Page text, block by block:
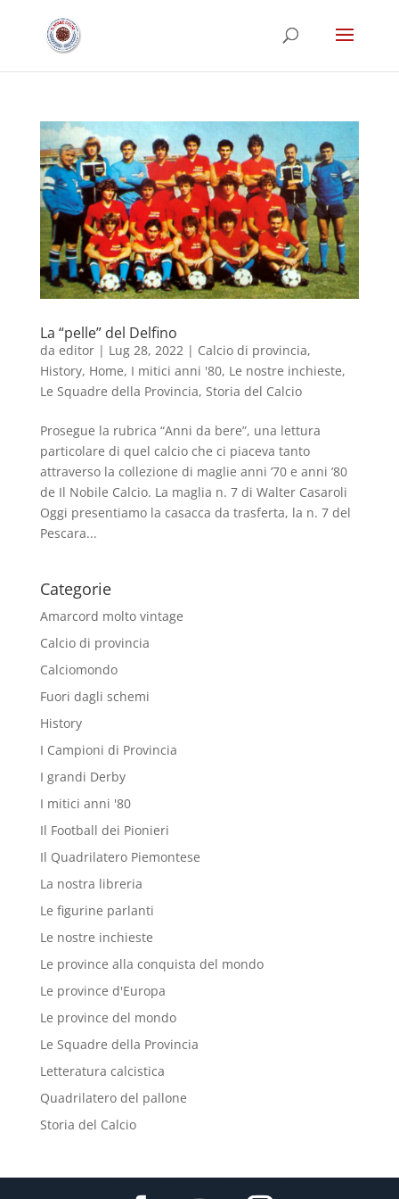
La “pelle” del Delfino
da editor| Lug 28, 2022 | Calcio di provincia,
History, Home, I mitici anni '80, Le nostre inchieste,
Le Squadre della Provincia, Storia del Calcio
Prosegue la rubrica “Anni da bere”, una lettura
particolare di quel calcio che ci piaceva tanto
attraverso la collezione di maglie anni ’70 e anni ’80
de Il Nobile Calcio. La maglia n. 7 di Walter Casaroli
Oggi presentiamo la casacca da trasferta, la n. 7 del
Pescara...
Categorie
Amarcord molto vintage
Calcio di provincia
Calciomondo
Fuori dagli schemi
History
I Campioni di Provincia
I grandi Derby
I mitici anni '80
Il Football dei Pionieri
Il Quadrilatero Piemontese
La nostra libreria
Le figurine parlanti
Le nostre inchieste
Le province alla conquista del mondo
Le province d'Europa
Le province del mondo
Le Squadre della Provincia
Letteratura calcistica
Quadrilatero del pallone
Storia del Calcio